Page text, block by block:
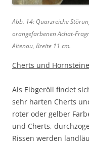
Abb. 14: Quarzreiche
orangefarbenen Achat-
Altenau, Breite 11 cm.
Cherts und
Als Elbgeröll findet
sehr harten Cherts
roter oder gelber
und Cherts,
Rissen werden